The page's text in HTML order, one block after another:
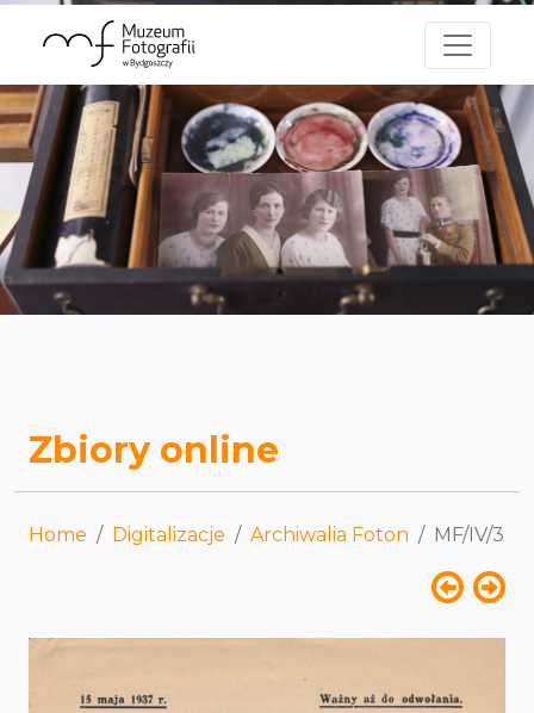
Zbiory online
Home Digitalizacje Archiwalia Foton MF/IV/3